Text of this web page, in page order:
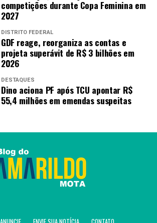
competições durante Copa Feminina em
2027
DISTRITO FEDERAL
GDF reage, reorganiza as contas e
projeta superávit de R$ 3 bilhões em
2026
DESTAQUES
Dino aciona PF após TCU apontar R$
55,4 milhões em emendas suspeitas